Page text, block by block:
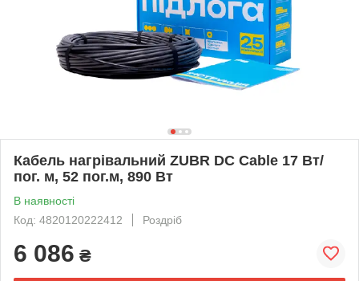
Кабель нагрівальний ZUBR DC Cable 17 Вт/
пог. м, 52 пог.м, 890 Вт
В наявності
Код: 4820120222412
Роздріб
6 086 ₴